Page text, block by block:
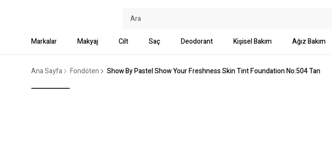
Markalar Makyaj Cilt Saç Deodorant Kişisel Bakım Ağız Bakım
Ana Sayfa Fondöten Show By Pastel Show Your Freshness Skin Tint Foundation No:504 Tan